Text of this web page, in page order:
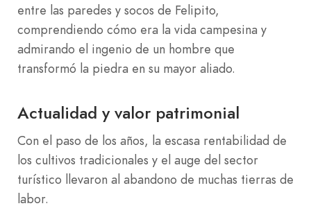
entre las paredes y socos de Felipito,
comprendiendo cómo era la vida campesina y
admirando el ingenio de un hombre que
transformó la piedra en su mayor aliado.
Actualidad y valor patrimonial
Con el paso de los años, la escasa rentabilidad de
los cultivos tradicionales y el auge del sector
turístico llevaron al abandono de muchas tierras de
labor.